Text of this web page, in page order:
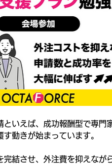
といえば、成功報酬型で専
す動きが始まっています。
完結させ、外注費を抑えなが